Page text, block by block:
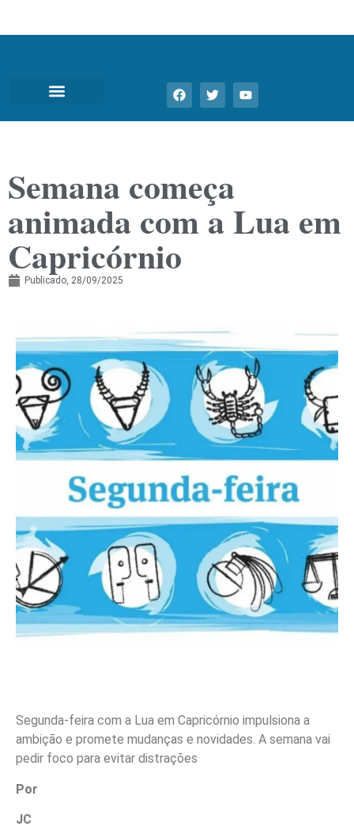
Semana começa
animada com a Lua em
Capricórnio
Publicado, 28/09/2025
Segunda-feira com a Lua em Capricórnio impulsiona a
ambição e promete mudanças e novidades. A semana vai
pedir foco para evitar distrações
Por
JC